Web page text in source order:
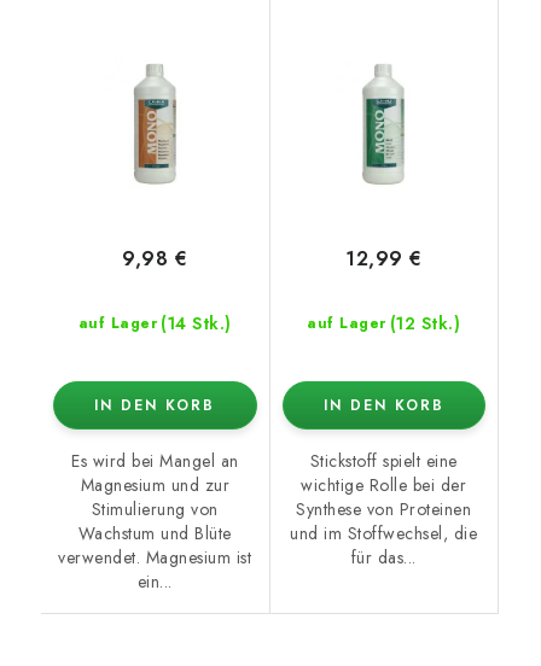
auf Lager (14 Stk.)
9,98 €
IN DEN KORB
Es wird bei Mangel an
Magnesium und zur
Stimulierung von
Wachstum und Blüte
verwendet. Magnesium ist
ein...
auf Lager (12 Stk.)
12,99 €
IN DEN KORB
Stickstoff spielt eine
wichtige Rolle bei der
Synthese von Proteinen
und im Stoffwechsel, die
für das...